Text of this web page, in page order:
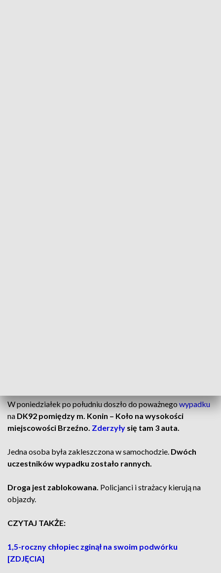
W poniedziałek po południu doszło do poważnegowypadku
na DK92 pomiędzy m. Konin – Koło na wysokości
miejscowości Brzeźno. Zderzyły się tam 3 auta.
Jedna osoba była zakleszczona w samochodzie. Dwóch
uczestników wypadku zostało rannych.
Droga jest zablokowana. Policjanci i strażacy kierują na
objazdy.
CZYTAJ TAKŻE:
1,5-roczny chłopiec zginął na swoim podwórku
[ZDJĘCIA]